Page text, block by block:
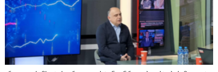
"საიდან იცის, მან სინამდვილეში რა
ხდებოდა... აფხაზეთის ომში თუ არ
ვცდები სამჯერ არის ნამყოფი, არც
ერთხელ 10 დღეს არ ცდებოდა" - გია
ყარყარაშვილი გიორგი ბარამიძის
განცხადებაზე